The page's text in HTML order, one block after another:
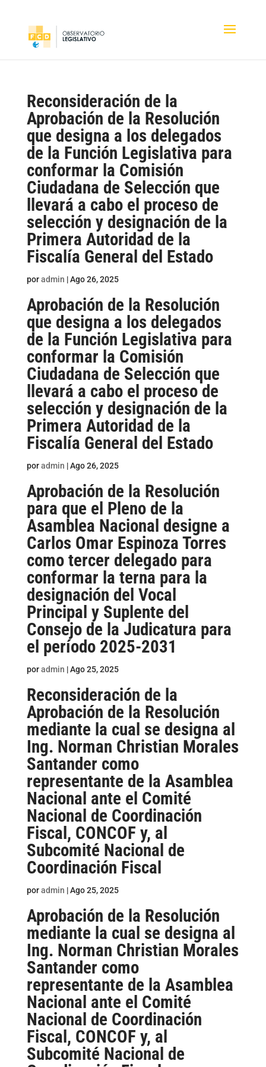
Reconsideración de la
Aprobación de la Resolución
que designa a los delegados
de la Función Legislativa para
conformar la Comisión
Ciudadana de Selección que
llevará a cabo el proceso de
selección y designación de la
Primera Autoridad de la
Fiscalía General del Estado
poradmin |Ago 26, 2025
Aprobación de la Resolución
que designa a los delegados
de la Función Legislativa para
conformar la Comisión
Ciudadana de Selección que
llevará a cabo el proceso de
selección y designación de la
Primera Autoridad de la
Fiscalía General del Estado
poradmin |Ago 26, 2025
Aprobación de la Resolución
para que el Pleno de la
Asamblea Nacional designe a
Carlos Omar Espinoza Torres
como tercer delegado para
conformar la terna para la
designación del Vocal
Principal y Suplente del
Consejo de la Judicatura para
el período 2025-2031
poradmin |Ago 25, 2025
Reconsideración de la
Aprobación de la Resolución
mediante la cual se designa al
Ing. Norman Christian Morales
Santander como
representante de la Asamblea
Nacional ante el Comité
Nacional de Coordinación
Fiscal, CONCOF y, al
Subcomité Nacional de
Coordinación Fiscal
poradmin |Ago 25, 2025
Aprobación de la Resolución
mediante la cual se designa al
Ing. Norman Christian Morales
Santander como
representante de la Asamblea
Nacional ante el Comité
Nacional de Coordinación
Fiscal, CONCOF y, al
Subcomité Nacional de